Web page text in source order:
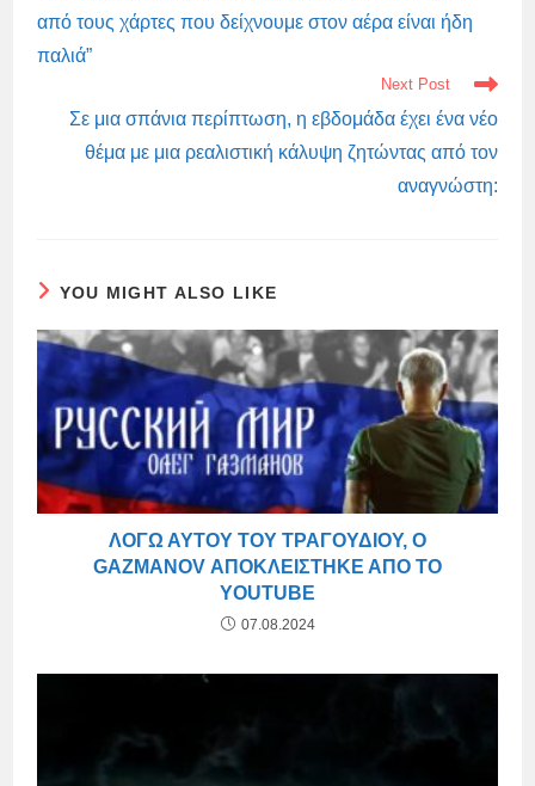
από τους χάρτες που δείχνουμε στον αέρα είναι ήδη
παλιά”
Next Post
Σε μια σπάνια περίπτωση, η εβδομάδα έχει ένα νέο
θέμα με μια ρεαλιστική κάλυψη ζητώντας από τον
αναγνώστη:
YOU MIGHT ALSO LIKE
ΛΌΓΩ ΑΥΤΟΎ ΤΟΥ ΤΡΑΓΟΥΔΙΟΎ, Ο
GAZMANOV ΑΠΟΚΛΕΊΣΤΗΚΕ ΑΠΌ ΤΟ
YOUTUBE
07.08.2024